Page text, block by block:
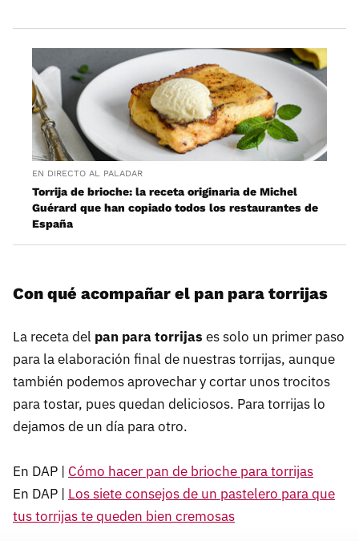
EN DIRECTO AL PALADAR
Torrija de brioche: la receta originaria de Michel
Guérard que han copiado todos los restaurantes de
España
Con qué acompañar el pan para torrijas
La receta del pan para torrijas es solo un primer paso
para la elaboración final de nuestras torrijas, aunque
también podemos aprovechar y cortar unos trocitos
para tostar, pues quedan deliciosos. Para torrijas lo
dejamos de un día para otro.
En DAP | Cómo hacer pan de brioche para torrijas
En DAP | Los siete consejos de un pastelero para que
tus torrijas te queden bien cremosas